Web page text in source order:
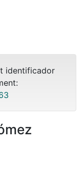
identificador